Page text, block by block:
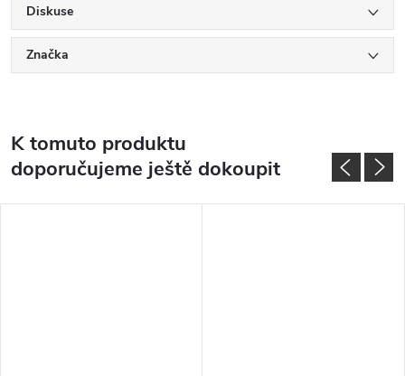
Diskuse
Značka
K tomuto produktu
doporučujeme ještě dokoupit